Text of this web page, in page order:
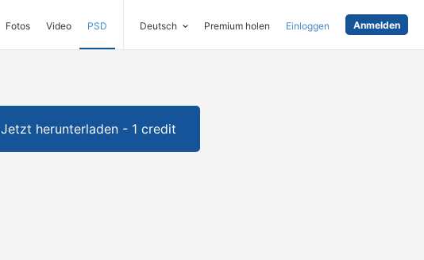
Fotos Video PSD Deutsch Premium holen Einloggen Anmelden
Jetzt herunterladen - 1 credit